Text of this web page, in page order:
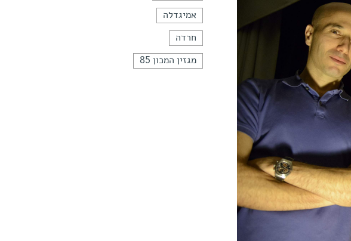
אמיגדלה
חרדה
מגזין המכון 85